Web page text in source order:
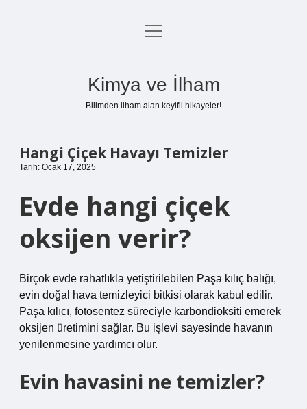
Anasayfa
menüyü
Kimya ve İlham
Bilimden ilham alan keyifli hikayeler!
Hangi Çiçek Havayı Temizler
Tarih: Ocak 17, 2025
Evde hangi çiçek
oksijen verir?
Birçok evde rahatlıkla yetiştirilebilen Paşa kılıç balığı,
evin doğal hava temizleyici bitkisi olarak kabul edilir.
Paşa kılıcı, fotosentez süreciyle karbondioksiti emerek
oksijen üretimini sağlar. Bu işlevi sayesinde havanın
yenilenmesine yardımcı olur.
Evin havasini ne temizler?